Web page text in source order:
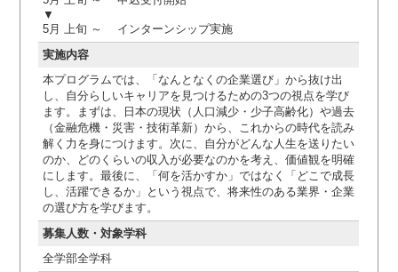
▼
5月 上旬 ～ インターンシップ実施
実施内容
本プログラムでは、「なんとなくの企業選び」から抜け出
し、自分らしいキャリアを見つけるための3つの視点を学び
ます。まずは、日本の現状（人口減少・少子高齢化）や過去
（金融危機・災害・技術革新）から、これからの時代を読み
解く力を身につけます。次に、自分がどんな人生を送りたい
のか、どのくらいの収入が必要なのかを考え、価値観を明確
にします。最後に、「何を活かすか」ではなく「どこで成長
し、活躍できるか」という視点で、将来性のある業界・企業
の選び方を学びます。
募集人数・対象学科
全学部全学科